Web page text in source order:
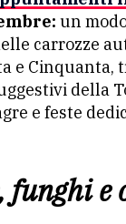
un
carrozze
e Cinquanta,
della
e feste
funghi e